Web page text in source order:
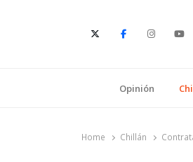
Opinión
Home Chillán